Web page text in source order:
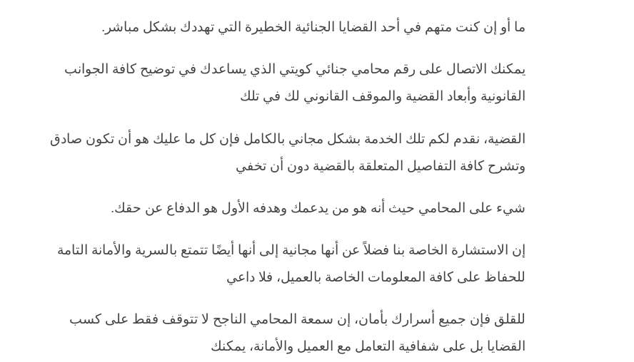
ما أو إن كنت متهم في أحد القضايا الجنائية الخطيرة التي تهددك بشكل مباشر.
يمكنك الاتصال على رقم محامي جنائي كويتي الذي يساعدك في توضيح كافة الجوانب
القانونية وأبعاد القضية والموقف القانوني لك في تلك
القضية، نقدم لكم تلك الخدمة بشكل مجاني بالكامل فإن كل ما عليك هو أن تكون صادق
وتشرح كافة التفاصيل المتعلقة بالقضية دون أن تخفي
شيء على المحامي حيث أنه هو من يدعمك وهدفه الأول هو الدفاع عن حقك.
إن الاستشارة الخاصة بنا فضلاً عن أنها مجانية إلى أنها أيضًا تتمتع بالسرية والأمانة التامة
للحفاظ على كافة المعلومات الخاصة بالعميل، فلا داعي
للقلق فإن جميع أسرارك بأمان، إن سمعة المحامي الناجح لا تتوقف فقط على كسب
القضايا بل على شفافية التعامل مع العميل والأمانة، يمكنك